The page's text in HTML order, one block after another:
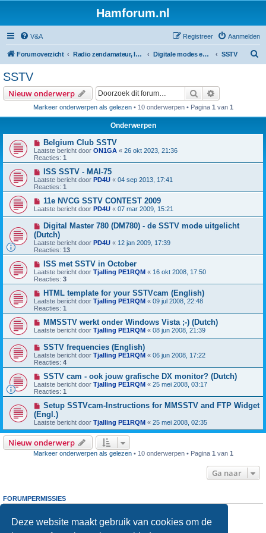
Deze website maakt gebruik van cookies om de
Hamforum.nl
V&A Aanmelden
Registreer
Forumoverzicht Radio zendamateur, luisteramateur en elektronica zelfbouw Digitale modes en morse (CW) SSTV
SSTV
Nieuw onderwerp Zoek
Markeer onderwerpen als gelezen• 10 onderwerpen • Pagina 1 van 1
Onderwerpen
Belgium Club SSTV
Laatste bericht door ON1GA « 26 okt 2023, 21:36
Reacties: 1
ISS SSTV - MAI-75
Laatste bericht door PD4U « 04 sep 2013, 17:41
Reacties: 1
11e NVCG SSTV CONTEST 2009
Laatste bericht door PD4U « 07 mar 2009, 15:21
Digital Master 780 (DM780) - de SSTV mode uitgelicht
(Dutch)
Laatste bericht door PD4U « 12 jan 2009, 17:39
Reacties: 13
ISS met SSTV in October
Laatste bericht door Tjalling PE1RQM « 16 okt 2008, 17:50
Reacties: 3
HTML template for your SSTVcam (English)
Laatste bericht door Tjalling PE1RQM « 09 jul 2008, 22:48
Reacties: 1
MMSSTV werkt onder Windows Vista ;-) (Dutch)
Laatste bericht door Tjalling PE1RQM « 08 jun 2008, 21:39
SSTV frequencies (English)
Laatste bericht door Tjalling PE1RQM « 06 jun 2008, 17:22
Reacties: 4
SSTV cam - ook jouw grafische DX monitor? (Dutch)
Laatste bericht door Tjalling PE1RQM « 25 mei 2008, 03:17
Reacties: 1
Setup SSTVcam-Instructions for MMSSTV and FTP Widget
(Engl.)
Laatste bericht door Tjalling PE1RQM « 25 mei 2008, 02:35
Nieuw onderwerp
Markeer onderwerpen als gelezen• 10 onderwerpen • Pagina 1 van 1
Ga naar
FORUMPERMISSIES
kunt niet
reageren op onderwerpen in dit forum
kunt nietje eigen berichten wijzigen in dit forum